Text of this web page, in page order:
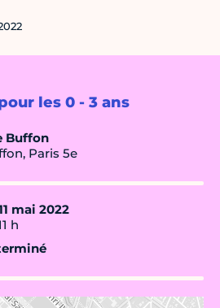
les 0 - 3 ans
Buffon
Paris 5e
mai 2022
h